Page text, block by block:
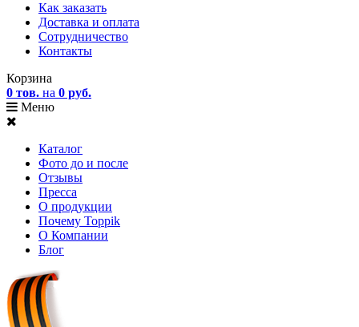
Как заказать
Доставка и оплата
Сотрудничество
Контакты
Корзина
0 тов. на 0 руб.
Меню
Каталог
Фото до и после
Отзывы
Пресса
О продукции
Почему Toppik
О Компании
Блог